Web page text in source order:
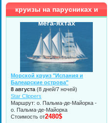
круизы на парусниках и
мега-яхтах
Морской круиз "Испания и
Балеарские острова"
8 августа (8 дней/7 ночей)
Star Clippers
Маршрут: о. Пальма-де-Майорка -
о. Пальма-де-Майорка
Стоимость от2480$